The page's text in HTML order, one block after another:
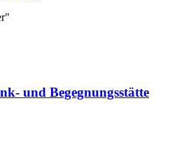
und Begegnungsstätte